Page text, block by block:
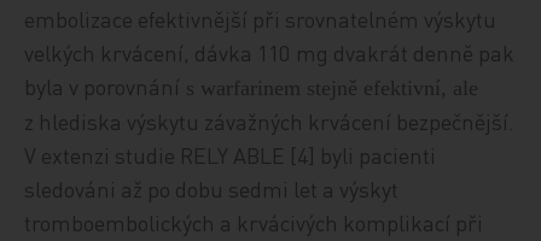
embolizace efektivnější při srovnatelném výskytu
velkých krvácení, dávka 110 mg dvakrát denně pak
byla v porovnání s warfarinem stejně efektivní, ale
z hlediska výskytu závažných krvácení bezpečnější.
V extenzi studie RELY ABLE [4] byli pacienti
sledováni až po dobu sedmi let a výskyt
tromboembolických a krvácivých komplikací při